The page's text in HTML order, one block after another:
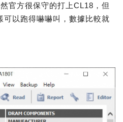
官方很保守的打上CL18，但
以跑得嚇嚇叫，數據比較就